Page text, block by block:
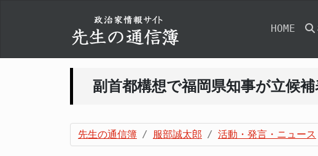
HOME
副首都構想で福岡県知事が立候
先生の通信簿 服部誠太郎 活動・発言・ニュース